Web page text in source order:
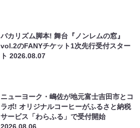
バカリズム脚本! 舞台『ノンレムの窓』
vol.2のFANYチケット1次先行受付スター
ト2026.08.07
ニューヨーク・嶋佐が地元富士吉田市とコ
ラボ! オリジナルコーヒーがふるさと納税
サービス「わらふる」で受付開始
2026.08.06